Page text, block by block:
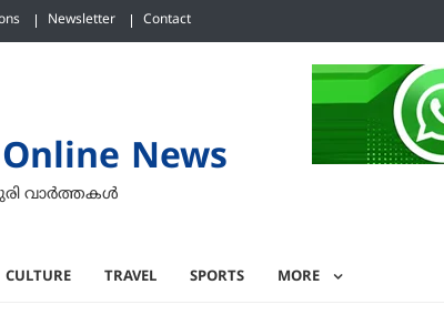
Newsletter Contact
News
വാര്‍ത്തകള്‍
CULTURE TRAVEL SPORTS MORE